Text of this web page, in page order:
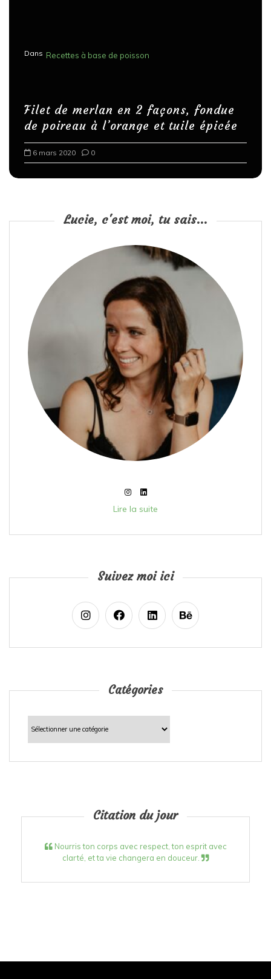
Dans Recettes à base de poisson
Filet de merlan en 2 façons, fondue
de poireau à l’orange et tuile épicée
6 mars 2020 0
Lucie, c'est moi, tu sais...
Lire la suite
Suivez moi ici
Catégories
Catégories
Citation du jour
Nourris ton corps avec respect, ton esprit avec
clarté, et ta vie changera en douceur.